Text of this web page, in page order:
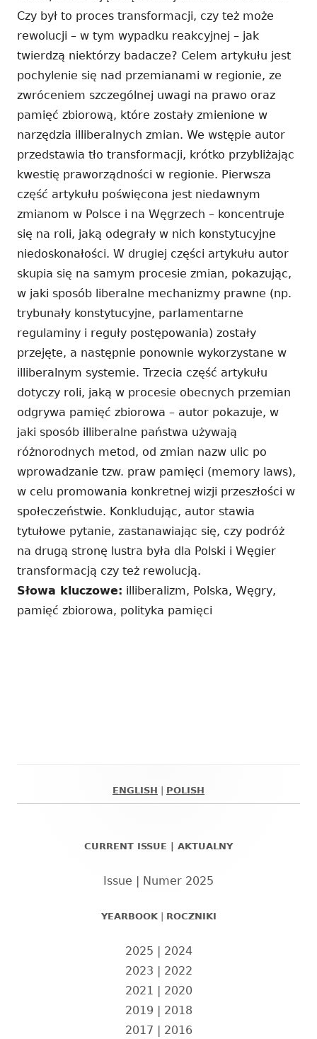
Czy był to proces transformacji, czy też może
rewolucji – w tym wypadku reakcyjnej – jak
twierdzą niektórzy badacze? Celem artykułu jest
pochylenie się nad przemianami w regionie, ze
zwróceniem szczególnej uwagi na prawo oraz
pamięć zbiorową, które zostały zmienione w
narzędzia illiberalnych zmian. We wstępie autor
przedstawia tło transformacji, krótko przybliżając
kwestię praworządności w regionie. Pierwsza
część artykułu poświęcona jest niedawnym
zmianom w Polsce i na Węgrzech – koncentruje
się na roli, jaką odegrały w nich konstytucyjne
niedoskonałości. W drugiej części artykułu autor
skupia się na samym procesie zmian, pokazując,
w jaki sposób liberalne mechanizmy prawne (np.
trybunały konstytucyjne, parlamentarne
regulaminy i reguły postępowania) zostały
przejęte, a następnie ponownie wykorzystane w
illiberalnym systemie. Trzecia część artykułu
dotyczy roli, jaką w procesie obecnych przemian
odgrywa pamięć zbiorowa – autor pokazuje, w
jaki sposób illiberalne państwa używają
różnorodnych metod, od zmian nazw ulic po
wprowadzanie tzw. praw pamięci (memory laws),
w celu promowania konkretnej wizji przeszłości w
społeczeństwie. Konkludując, autor stawia
tytułowe pytanie, zastanawiając się, czy podróż
na drugą stronę lustra była dla Polski i Węgier
transformacją czy też rewolucją.
Słowa kluczowe: illiberalizm, Polska, Węgry,
pamięć zbiorowa, polityka pamięci
ENGLISH POLISH
CURRENT ISSUE | AKTUALNY
Issue | Numer 2025
YEARBOOK| ROCZNIKI
2025 | 2024
2023 | 2022
2021 | 2020
2019 | 2018
2017 | 2016